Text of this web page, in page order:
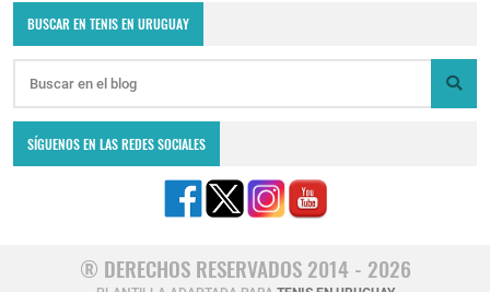
BUSCAR EN TENIS EN URUGUAY
SÍGUENOS EN LAS REDES SOCIALES
® DERECHOS RESERVADOS 2014 - 2026